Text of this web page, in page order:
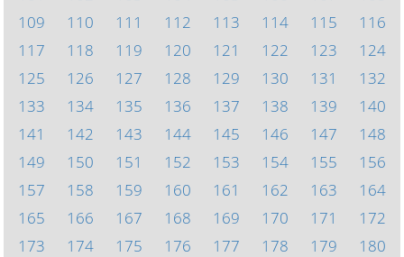
109
110 111 112 113 114 115
116
117
118 119 120 121 122 123
124
125
126 127 128 129 130 131
132
133
134 135 136 137 138 139
140
141
142 143 144 145 146 147
148
149
150 151 152 153 154 155
156
157
158 159 160 161 162 163
164
165
166 167 168 169 170 171
172
173
174 175 176 177 178 179
180